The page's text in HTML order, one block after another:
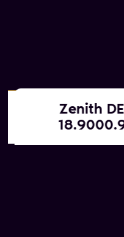
ΚΑΤΟΠΙΝ
Zenith